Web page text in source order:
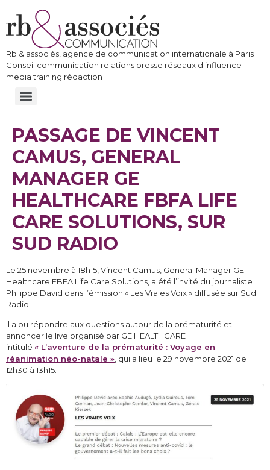
Rb & associés, agence de communication internationale à Paris
Conseil communication relations presse réseaux d'influence
media training rédaction
PASSAGE DE VINCENT
CAMUS, GENERAL
MANAGER GE
HEALTHCARE FBFA LIFE
CARE SOLUTIONS, SUR
SUD RADIO
Le 25 novembre à 18h15, Vincent Camus, General Manager GE
Healthcare FBFA Life Care Solutions, a été l’invité du journaliste
Philippe David dans l’émission « Les Vraies Voix » diffusée sur Sud
Radio.
Il a pu répondre aux questions autour de la prématurité et
annoncer le live organisé par GE HEALTHCARE
intitulé « L’aventure de la prématurité : Voyage en
réanimation néo-natale » , qui a lieu le 29 novembre 2021 de
12h30 à 13h15.